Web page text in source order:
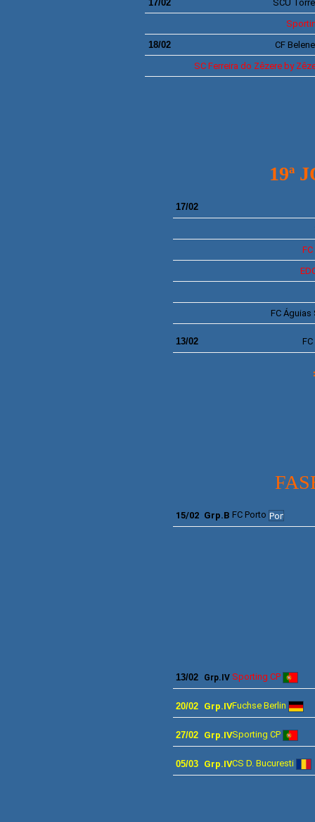
17/02 SCU
18/02
CF
SC Ferreira do Zêzere by
19ª
17/02
FC
FC Águias
13/02 FC
15/02 Grp.B FC Porto
13/02 Grp.IV Sporting CP
20/02 Grp.IVFuchse Berlin
27/02 Grp.IVSporting CP
05/03 Grp.IVCS D. Bucuresti